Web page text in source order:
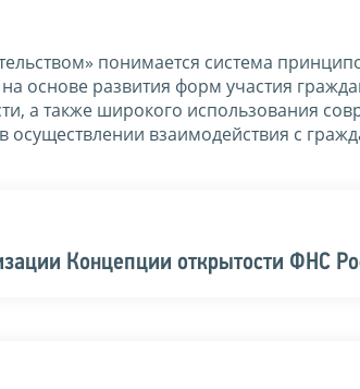
понимается система
основе развития форм участия
а также широкого использования
осуществлении взаимодействия с
Концепции открытости ФНС